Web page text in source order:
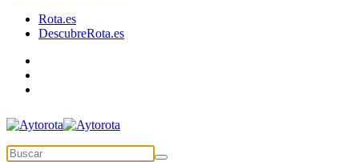
Rota.es
DescubreRota.es